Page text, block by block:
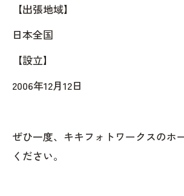
【出張地域】
日本全国
【設立】
2006年12月12日
ぜひ一度、キキフォトワークスのホ
ください。